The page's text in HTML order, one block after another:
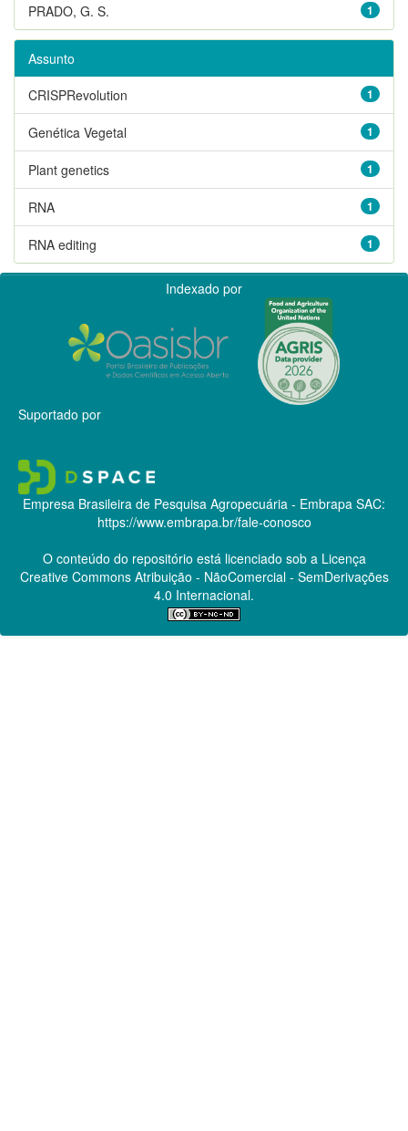
1
PRADO, G. S.
Assunto
1
CRISPRevolution
1
Genética Vegetal
1
Plant genetics
1
RNA
1
RNA editing
Indexado por
Suportado por
Empresa Brasileira de Pesquisa Agropecuária - Embrapa SAC:
https://www.embrapa.br/fale-conosco
O conteúdo do repositório está licenciado sob a Licença
Creative CommonsAtribuição - NãoComercial - SemDerivações
4.0 Internacional.